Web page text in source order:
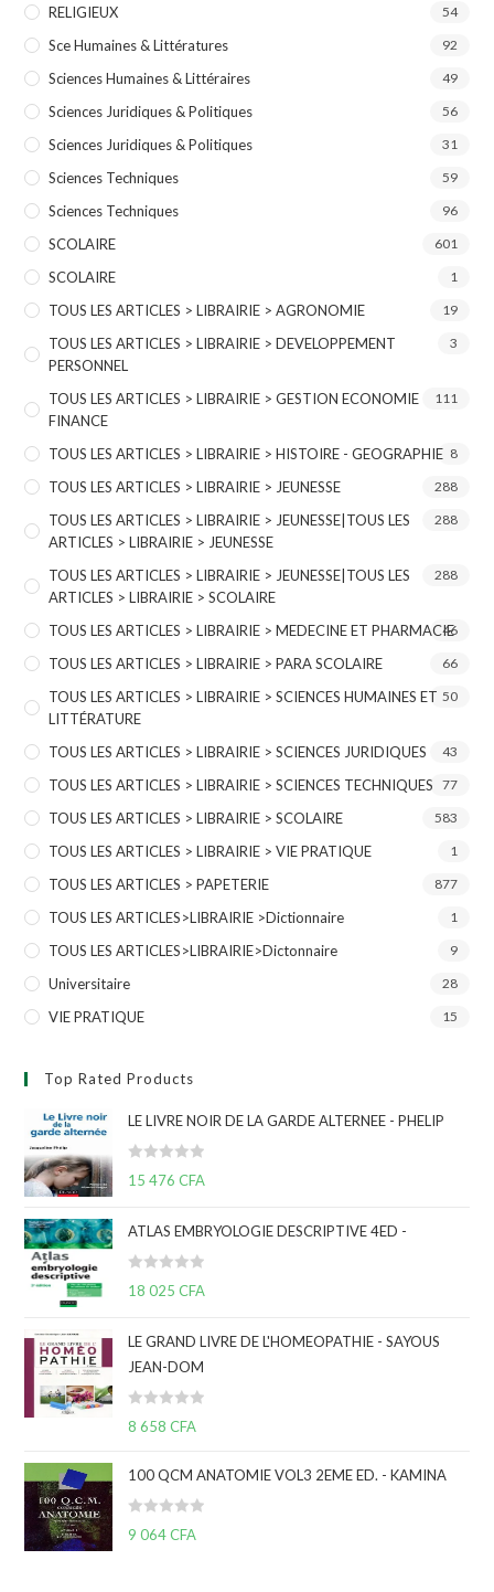
RELIGIEUX 54
Sce Humaines & Littératures 92
Sciences Humaines & Littéraires 49
Sciences Juridiques & Politiques 56
Sciences Juridiques & Politiques 31
Sciences Techniques 59
Sciences Techniques 96
SCOLAIRE 601
SCOLAIRE 1
TOUS LES ARTICLES > LIBRAIRIE > AGRONOMIE 19
TOUS LES ARTICLES > LIBRAIRIE > DEVELOPPEMENT
PERSONNEL
3
TOUS LES ARTICLES > LIBRAIRIE > GESTION ECONOMIE
FINANCE
111
TOUS LES ARTICLES > LIBRAIRIE > HISTOIRE - GEOGRAPHIE 8
TOUS LES ARTICLES > LIBRAIRIE > JEUNESSE 288
TOUS LES ARTICLES > LIBRAIRIE > JEUNESSE|TOUS LES
ARTICLES > LIBRAIRIE > JEUNESSE
288
TOUS LES ARTICLES > LIBRAIRIE > JEUNESSE|TOUS LES
ARTICLES > LIBRAIRIE > SCOLAIRE
288
TOUS LES ARTICLES > LIBRAIRIE > MEDECINE ET PHARMACIE
46
TOUS LES ARTICLES > LIBRAIRIE > PARA SCOLAIRE 66
TOUS LES ARTICLES > LIBRAIRIE > SCIENCES HUMAINES ET
LITTÉRATURE
50
TOUS LES ARTICLES > LIBRAIRIE > SCIENCES JURIDIQUES 43
TOUS LES ARTICLES > LIBRAIRIE > SCIENCES TECHNIQUES 77
TOUS LES ARTICLES > LIBRAIRIE > SCOLAIRE 583
TOUS LES ARTICLES > LIBRAIRIE > VIE PRATIQUE 1
TOUS LES ARTICLES > PAPETERIE 877
TOUS LES ARTICLES>LIBRAIRIE >Dictionnaire 1
TOUS LES ARTICLES>LIBRAIRIE>Dictonnaire 9
Universitaire 28
VIE PRATIQUE 15
Top Rated Products
LE LIVRE NOIR DE LA GARDE ALTERNEE - PHELIP
N
0
s
r
15 476CFA
ATLAS EMBRYOLOGIE DESCRIPTIVE 4ED -
N
0
s
u
5
18 025CFA
LE GRAND LIVRE DE L'HOMEOPATHIE - SAYOUS
JEAN-DOM
N
0
s
8 658CFA
100 QCM ANATOMIE VOL3 2EME ED. - KAMINA
N
9 064CFA